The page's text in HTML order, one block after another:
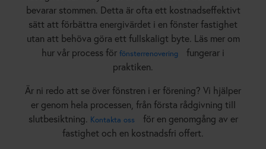
bevarar stommen. Detta är ofta ett kostnadseffektivt
sätt att förbättra energivärdet i en fönster fastighet
utan att behöva göra ett fullskaligt byte. Läs mer om
hur vår process för fönsterrenovering
fungerar i
praktiken.
Är ni redo att se över fönstren i er förening? Vi hjälper
er genom hela processen, från första rådgivning till
slutbesiktning. Kontakta oss
för en genomgång av er
fastighet och en kostnadsfri offert.